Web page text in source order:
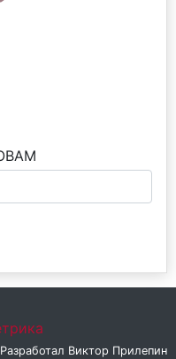
Разработал Виктор Прилепин